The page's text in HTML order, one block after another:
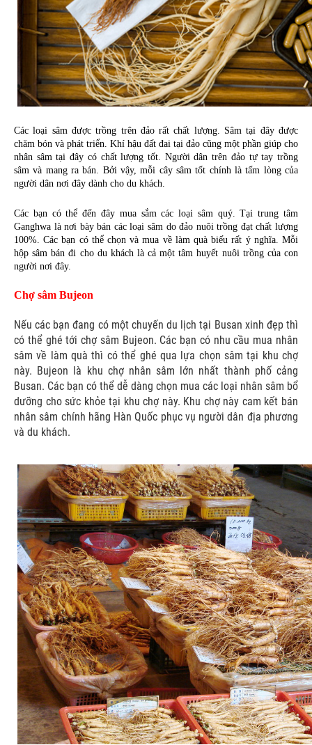
Các loại sâm được trồng trên đảo rất chất lượng. Sâm tại đây được
chăm bón và phát triển. Khí hậu đất đai tại đảo cũng một phần giúp cho
nhân sâm tại đây có chất lượng tốt. Người dân trên đảo tự tay trồng
sâm và mang ra bán. Bởi vậy, mỗi cây sâm tốt chính là tấm lòng của
người dân nơi đây dành cho du khách.
Các bạn có thể đến đây mua sắm các loại sâm quý. Tại trung tâm
Ganghwa là nơi bày bán các loại sâm do đảo nuôi trồng đạt chất lượng
100%. Các bạn có thể chọn và mua về làm quà biếu rất ý nghĩa. Mỗi
hộp sâm bán đi cho du khách là cả một tâm huyết nuôi trồng của con
người nơi đây.
Chợ sâm Bujeon
Nếu các bạn đang có một chuyến du lịch tại Busan xinh đẹp thì
có thể ghé tới chợ sâm Bujeon. Các bạn có nhu cầu mua nhân
sâm về làm quà thì có thể ghé qua lựa chọn sâm tại khu chợ
này. Bujeon là khu chợ nhân sâm lớn nhất thành phố cảng
Busan. Các bạn có thể dễ dàng chọn mua các loại nhân sâm bổ
dưỡng cho sức khỏe tại khu chợ này. Khu chợ này cam kết bán
nhân sâm chính hãng Hàn Quốc phục vụ người dân địa phương
và du khách.